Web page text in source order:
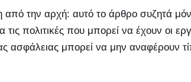
την αρχή: αυτό το άρθρο συζητά
τις πολιτικές που μπορεί να έχουν οι
ασφάλειας μπορεί να μην αναφέρουν